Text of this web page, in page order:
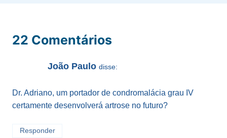
22 Comentários
João Paulo disse:
Dr. Adriano, um portador de condromalácia grau IV
certamente desenvolverá artrose no futuro?
Responder